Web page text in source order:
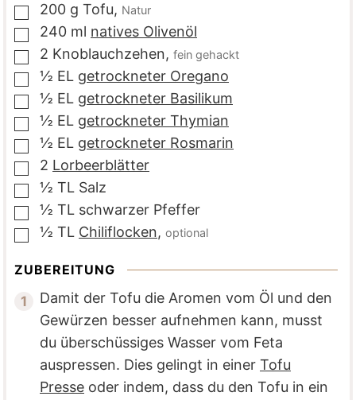
▢
200 g Tofu, Natur
▢
240 ml natives Olivenöl
▢
2 Knoblauchzehen, fein gehackt
▢
½ EL getrockneter Oregano
▢
½ EL getrockneter Basilikum
▢
½ EL getrockneter Thymian
▢
½ EL getrockneter Rosmarin
▢
2 Lorbeerblätter
▢
½ TL Salz
▢
½ TL schwarzer Pfeffer
▢
½ TL Chiliflocken, optional
ZUBEREITUNG
Damit der Tofu die Aromen vom Öl und den
Gewürzen besser aufnehmen kann, musst
du überschüssiges Wasser vom Feta
auspressen. Dies gelingt in einer Tofu
Presse oder indem, dass du den Tofu in ein